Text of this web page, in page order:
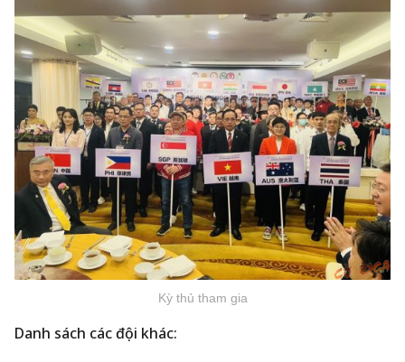
Kỳ thủ tham gia
Danh sách các đội khác: